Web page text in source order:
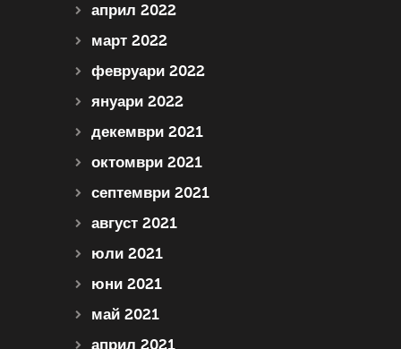
април 2022
март 2022
февруари 2022
януари 2022
декември 2021
октомври 2021
септември 2021
август 2021
юли 2021
юни 2021
май 2021
април 2021